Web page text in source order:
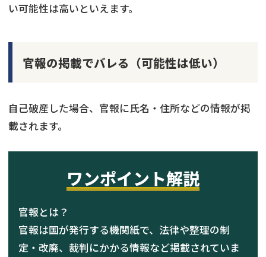
い可能性は高いといえます。
官報の掲載でバレる（可能性は低い）
自己破産した場合、官報に氏名・住所などの情報が掲
載されます。
ワンポイント解説
官報とは？
官報は国が発行する機関紙で、法律や整理の制
定・改廃、裁判にかかる情報など掲載されていま